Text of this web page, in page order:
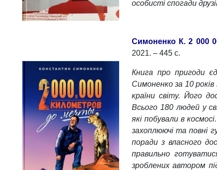
особисті спогади
Симоненко К. 2 000
2021. – 445 с.
Книга про пригоди
Симоненко за 10 років
країни світу. Його
Всього 180 людей у
які побували в
захоплюючі та повні
поради з власного
правильно
зроблених автором